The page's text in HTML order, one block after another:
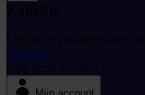
Zakelijk
Log in en profiteer direct
Inloggen
Nog geen account?